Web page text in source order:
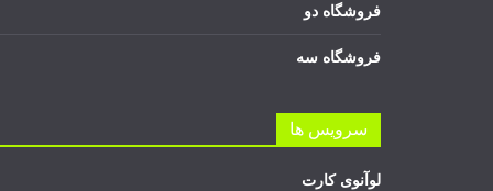
فروشگاه دو
فروشگاه سه
سرویس ها
لوآنوی کارت